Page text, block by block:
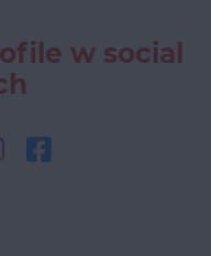
w social